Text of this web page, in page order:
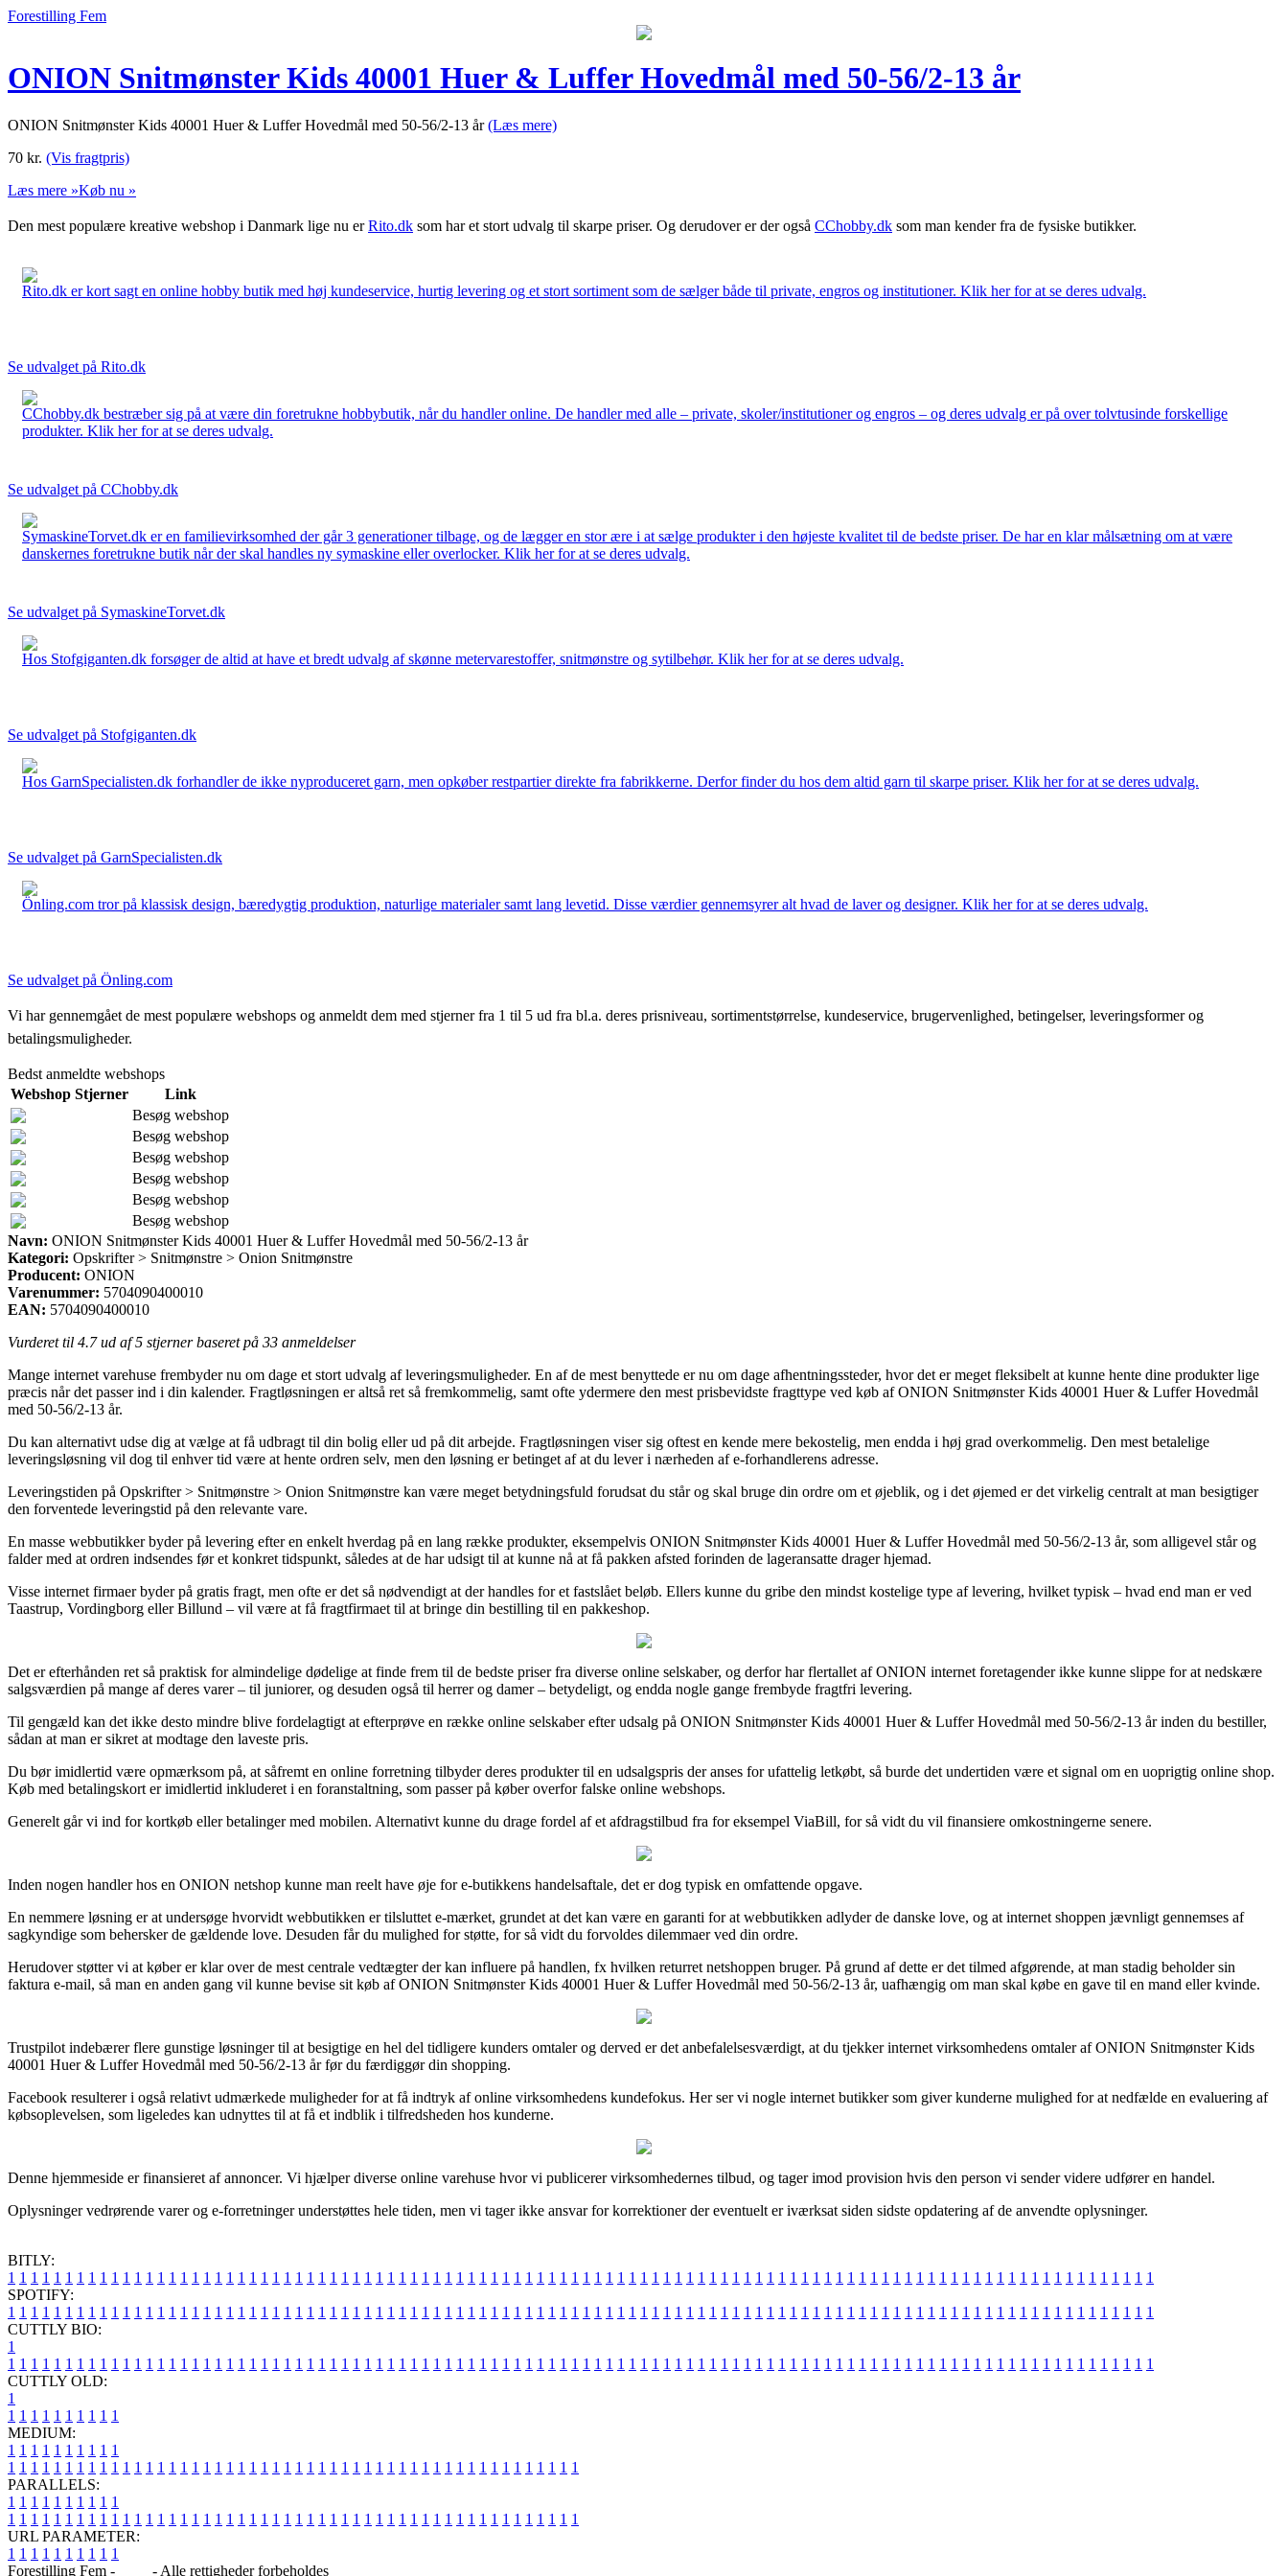
Forestilling Fem
ONION Snitmønster Kids 40001 Huer & Luffer Hovedmål med 50-56/2-13 år
ONION Snitmønster Kids 40001 Huer & Luffer Hovedmål med 50-56/2-13 år(Læs mere)
70 kr. (Vis fragtpris)
Læs mere »Køb nu »
Den mest populære kreative webshop i Danmark lige nu erRito.dk som har et stort udvalg til skarpe priser. Og derudover er der også CChobby.dk som man kender fra de fysiske butikker.
Rito.dk er kort sagt en online hobby butik med høj kundeservice, hurtig levering og et stort sortiment som de sælger både til private, engros og institutioner. Klik her for at se deres udvalg.
Se udvalget på Rito.dk
CChobby.dk bestræber sig på at være din foretrukne hobbybutik, når du handler online. De handler med alle – private, skoler/institutioner og engros – og deres udvalg er på over tolvtusinde forskellige
produkter. Klik her for at se deres udvalg.
Se udvalget på CChobby.dk
SymaskineTorvet.dk er en familievirksomhed der går 3 generationer tilbage, og de lægger en stor ære i at sælge produkter i den højeste kvalitet til de bedste priser. De har en klar målsætning om at være
danskernes foretrukne butik når der skal handles ny symaskine eller overlocker. Klik her for at se deres udvalg.
Se udvalget på SymaskineTorvet.dk
Hos Stofgiganten.dk forsøger de altid at have et bredt udvalg af skønne metervarestoffer, snitmønstre og sytilbehør. Klik her for at se deres udvalg.
Se udvalget på Stofgiganten.dk
Hos GarnSpecialisten.dk forhandler de ikke nyproduceret garn, men opkøber restpartier direkte fra fabrikkerne. Derfor finder du hos dem altid garn til skarpe priser. Klik her for at se deres udvalg.
Se udvalget på GarnSpecialisten.dk
Önling.com tror på klassisk design, bæredygtig produktion, naturlige materialer samt lang levetid. Disse værdier gennemsyrer alt hvad de laver og designer. Klik her for at se deres udvalg.
Se udvalget på Önling.com
Vi har gennemgået de mest populære webshops og anmeldt dem med stjerner fra 1 til 5 ud fra bl.a. deres prisniveau, sortimentstørrelse, kundeservice, brugervenlighed, betingelser, leveringsformer og
betalingsmuligheder.
Bedst anmeldte webshops
Webshop Stjerner
Link
Besøg webshop
Besøg webshop
Besøg webshop
Besøg webshop
Besøg webshop
Besøg webshop
Navn: ONION Snitmønster Kids 40001 Huer & Luffer Hovedmål med 50-56/2-13 år
Kategori: Opskrifter > Snitmønstre > Onion Snitmønstre
Producent: ONION
Varenummer: 5704090400010
EAN: 5704090400010
Vurderet til 4.7ud af 5 stjerner baseret på 33 anmeldelser
Mange internet varehuse frembyder nu om dage et stort udvalg af leveringsmuligheder. En af de mest benyttede er nu om dage afhentningssteder, hvor det er meget fleksibelt at kunne hente dine produkter lige
præcis når det passer ind i din kalender. Fragtløsningen er altså ret så fremkommelig, samt ofte ydermere den mest prisbevidste fragttype ved køb af ONION Snitmønster Kids 40001 Huer & Luffer Hovedmål
med 50-56/2-13 år.
Du kan alternativt udse dig at vælge at få udbragt til din bolig eller ud på dit arbejde. Fragtløsningen viser sig oftest en kende mere bekostelig, men endda i høj grad overkommelig. Den mest betalelige
leveringsløsning vil dog til enhver tid være at hente ordren selv, men den løsning er betinget af at du lever i nærheden af e-forhandlerens adresse.
Leveringstiden på Opskrifter > Snitmønstre > Onion Snitmønstre kan være meget betydningsfuld forudsat du står og skal bruge din ordre om et øjeblik, og i det øjemed er det virkelig centralt at man besigtiger
den forventede leveringstid på den relevante vare.
En masse webbutikker byder på levering efter en enkelt hverdag på en lang række produkter, eksempelvis ONION Snitmønster Kids 40001 Huer & Luffer Hovedmål med 50-56/2-13 år, som alligevel står og
falder med at ordren indsendes før et konkret tidspunkt, således at de har udsigt til at kunne nå at få pakken afsted forinden de lageransatte drager hjemad.
Visse internet firmaer byder på gratis fragt, men ofte er det så nødvendigt at der handles for et fastslået beløb. Ellers kunne du gribe den mindst kostelige type af levering, hvilket typisk – hvad end man er ved
Taastrup, Vordingborg eller Billund – vil være at få fragtfirmaet til at bringe din bestilling til en pakkeshop.
Det er efterhånden ret så praktisk for almindelige dødelige at finde frem til de bedste priser fra diverse online selskaber, og derfor har flertallet af ONION internet foretagender ikke kunne slippe for at nedskære
salgsværdien på mange af deres varer – til juniorer, og desuden også til herrer og damer – betydeligt, og endda nogle gange frembyde fragtfri levering.
Til gengæld kan det ikke desto mindre blive fordelagtigt at efterprøve en række online selskaber efter udsalg på ONION Snitmønster Kids 40001 Huer & Luffer Hovedmål med 50-56/2-13 år inden du bestiller,
sådan at man er sikret at modtage den laveste pris.
Du bør imidlertid være opmærksom på, at såfremt en online forretning tilbyder deres produkter til en udsalgspris der anses for ufattelig letkøbt, så burde det undertiden være et signal om en uoprigtig online shop.
Køb med betalingskort er imidlertid inkluderet i en foranstaltning, som passer på køber overfor falske online webshops.
Generelt går vi ind for kortkøb eller betalinger med mobilen. Alternativt kunne du drage fordel af et afdragstilbud fra for eksempel ViaBill, for så vidt du vil finansiere omkostningerne senere.
Inden nogen handler hos en ONION netshop kunne man reelt have øje for e-butikkens handelsaftale, det er dog typisk en omfattende opgave.
En nemmere løsning er at undersøge hvorvidt webbutikken er tilsluttet e-mærket, grundet at det kan være en garanti for at webbutikken adlyder de danske love, og at internet shoppen jævnligt gennemses af
sagkyndige som behersker de gældende love. Desuden får du mulighed for støtte, for så vidt du forvoldes dilemmaer ved din ordre.
Herudover støtter vi at køber er klar over de mest centrale vedtægter der kan influere på handlen, fx hvilken returret netshoppen bruger. På grund af dette er det tilmed afgørende, at man stadig beholder sin
faktura e-mail, så man en anden gang vil kunne bevise sit køb af ONION Snitmønster Kids 40001 Huer & Luffer Hovedmål med 50-56/2-13 år, uafhængig om man skal købe en gave til en mand eller kvinde.
Trustpilot indebærer flere gunstige løsninger til at besigtige en hel del tidligere kunders omtaler og derved er det anbefalelsesværdigt, at du tjekker internet virksomhedens omtaler af ONION Snitmønster Kids
40001 Huer & Luffer Hovedmål med 50-56/2-13 år før du færdiggør din shopping.
Facebook resulterer i også relativt udmærkede muligheder for at få indtryk af online virksomhedens kundefokus. Her ser vi nogle internet butikker som giver kunderne mulighed for at nedfælde en evaluering af
købsoplevelsen, som ligeledes kan udnyttes til at få et indblik i tilfredsheden hos kunderne.
Denne hjemmeside er finansieret af annoncer. Vi hjælper diverse online varehuse hvor vi publicerer virksomhedernes tilbud, og tager imod provision hvis den person vi sender videre udfører en handel.
Oplysninger vedrørende varer og e-forretninger understøttes hele tiden, men vi tager ikke ansvar for korrektioner der eventuelt er iværksat siden sidste opdatering af de anvendte oplysninger.
BITLY:
1 1 1 1 1 1 1 1 1 1 1 1 1 1 1 1 1 1 1 1 1 1 1 1 1 1 1 1 1 1 1 1 1 1 1 1 1 1 1 1 1 1 1 1 1 1 1 1 1 1 1 1 1 1 1 1 1 1 1 1 1 1 1 1 1 1 1 1 1 1 1 1 1 1 1 1 1 1 1 1 1 1 1 1 1 1 1 1 1 1 1 1 1 1 1 1 1 1 1 1
SPOTIFY:
1 1 1 1 1 1 1 1 1 1 1 1 1 1 1 1 1 1 1 1 1 1 1 1 1 1 1 1 1 1 1 1 1 1 1 1 1 1 1 1 1 1 1 1 1 1 1 1 1 1 1 1 1 1 1 1 1 1 1 1 1 1 1 1 1 1 1 1 1 1 1 1 1 1 1 1 1 1 1 1 1 1 1 1 1 1 1 1 1 1 1 1 1 1 1 1 1 1 1 1
CUTTLY BIO:
1
1 1 1 1 1 1 1 1 1 1 1 1 1 1 1 1 1 1 1 1 1 1 1 1 1 1 1 1 1 1 1 1 1 1 1 1 1 1 1 1 1 1 1 1 1 1 1 1 1 1 1 1 1 1 1 1 1 1 1 1 1 1 1 1 1 1 1 1 1 1 1 1 1 1 1 1 1 1 1 1 1 1 1 1 1 1 1 1 1 1 1 1 1 1 1 1 1 1 1 1
CUTTLY OLD:
1
1 1 1 1 1 1 1 1 1 1
MEDIUM:
1 1 1 1 1 1 1 1 1 1
1 1 1 1 1 1 1 1 1 1 1 1 1 1 1 1 1 1 1 1 1 1 1 1 1 1 1 1 1 1 1 1 1 1 1 1 1 1 1 1 1 1 1 1 1 1 1 1 1 1
PARALLELS:
1 1 1 1 1 1 1 1 1 1
1 1 1 1 1 1 1 1 1 1 1 1 1 1 1 1 1 1 1 1 1 1 1 1 1 1 1 1 1 1 1 1 1 1 1 1 1 1 1 1 1 1 1 1 1 1 1 1 1 1
URL PARAMETER:
1 1 1 1 1 1 1 1 1 1
Forestilling Fem -
- Alle rettigheder forbeholdes